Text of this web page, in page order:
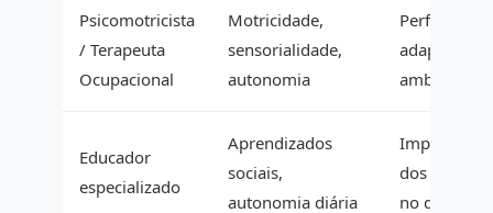
Psicomotricista
/ Terapeuta
Ocupacional
Motricidade,
sensorialidade,
autonomia
Perfil
adaptações
ambientais
Educador
especializado
Aprendizados
sociais,
autonomia diária
dos
no dia a dia